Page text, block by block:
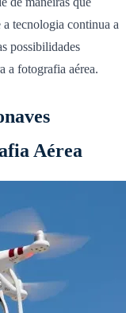
tecnologia continua a
possibilidades
a fotografia aérea.
Aérea